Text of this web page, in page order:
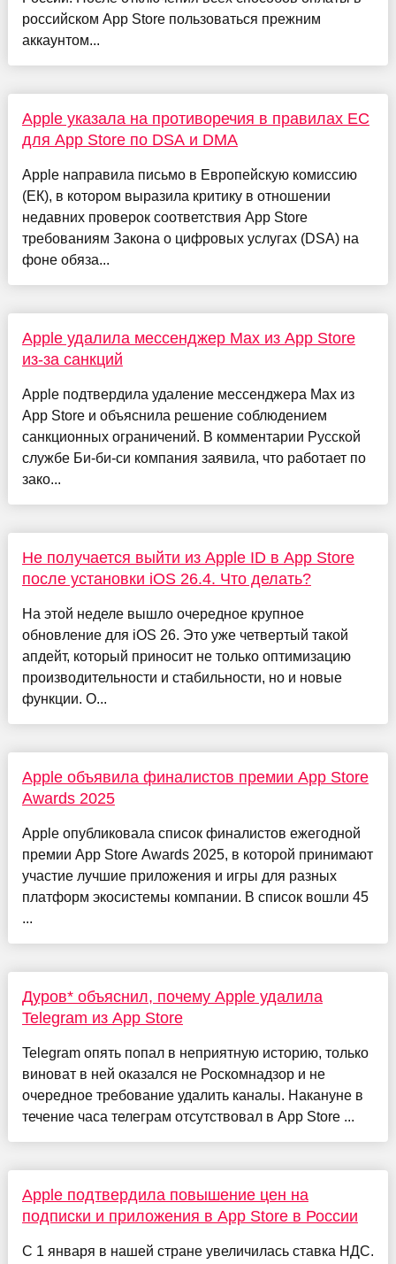
российском App Store пользоваться прежним
аккаунтом...
Apple указала на противоречия в правилах ЕС
для App Store по DSA и DMA
Apple направила письмо в Европейскую комиссию
(ЕК), в котором выразила критику в отношении
недавних проверок соответствия App Store
требованиям Закона о цифровых услугах (DSA) на
фоне обяза...
Apple удалила мессенджер Max из App Store
из-за санкций
Apple подтвердила удаление мессенджера Max из
App Store и объяснила решение соблюдением
санкционных ограничений. В комментарии Русской
службе Би-би-си компания заявила, что работает по
зако...
Не получается выйти из Apple ID в App Store
после установки iOS 26.4. Что делать?
На этой неделе вышло очередное крупное
обновление для iOS 26. Это уже четвертый такой
апдейт, который приносит не только оптимизацию
производительности и стабильности, но и новые
функции. О...
Apple объявила финалистов премии App Store
Awards 2025
Apple опубликовала список финалистов ежегодной
премии App Store Awards 2025, в которой принимают
участие лучшие приложения и игры для разных
платформ экосистемы компании. В список вошли 45
...
Дуров* объяснил, почему Apple удалила
Telegram из App Store
Telegram опять попал в неприятную историю, только
виноват в ней оказался не Роскомнадзор и не
очередное требование удалить каналы. Накануне в
течение часа телеграм отсутствовал в App Store ...
Apple подтвердила повышение цен на
подписки и приложения в App Store в России
С 1 января в нашей стране увеличилась ставка НДС.